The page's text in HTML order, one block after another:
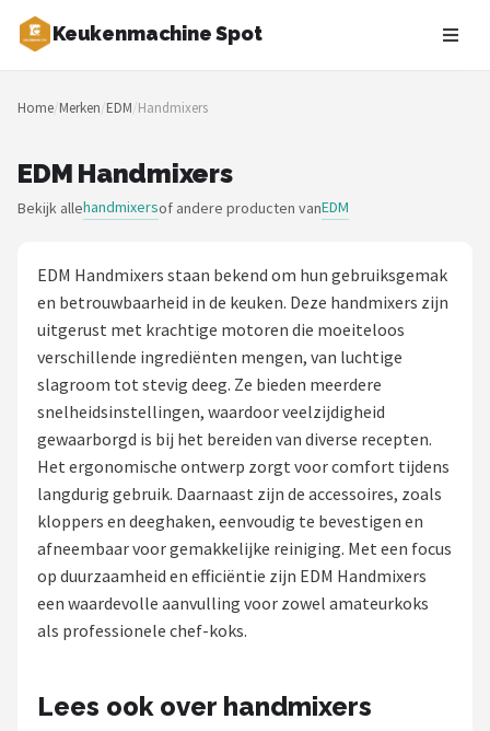
Keukenmachine Spot
Zoeken
NAVIGATIE
Merken
Restaurants
Keukenmachines
Staafmixers
Juicers
Shop
Moulinex
Home/Merken/EDM/Handmixers
EDM Handmixers
Bekijk allehandmixersof andere producten vanEDM
EDM Handmixers staan bekend om hun gebruiksgemak
en betrouwbaarheid in de keuken. Deze handmixers zijn
uitgerust met krachtige motoren die moeiteloos
verschillende ingrediënten mengen, van luchtige
slagroom tot stevig deeg. Ze bieden meerdere
snelheidsinstellingen, waardoor veelzijdigheid
gewaarborgd is bij het bereiden van diverse recepten.
Het ergonomische ontwerp zorgt voor comfort tijdens
langdurig gebruik. Daarnaast zijn de accessoires, zoals
kloppers en deeghaken, eenvoudig te bevestigen en
afneembaar voor gemakkelijke reiniging. Met een focus
op duurzaamheid en efficiëntie zijn EDM Handmixers
een waardevolle aanvulling voor zowel amateurkoks
als professionele chef-koks.
Lees ook over handmixers